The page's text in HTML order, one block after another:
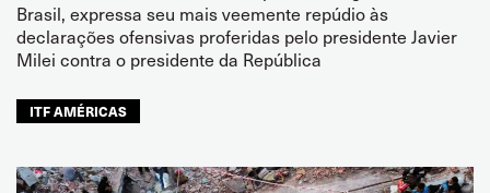
Brasil, expressa seu mais veemente repúdio às
declarações ofensivas proferidas pelo presidente Javier
Milei contra o presidente da República
ITF AMÉRICAS